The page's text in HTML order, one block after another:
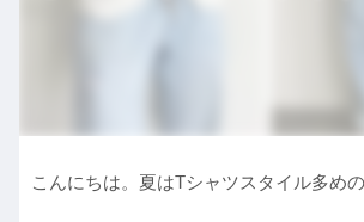
こんにちは。夏はTシャツスタイル多めの